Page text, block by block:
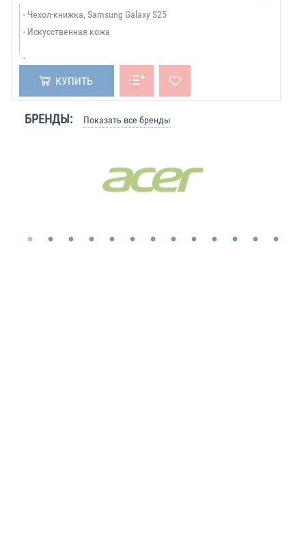
Чехол-книжка, Samsung Galaxy S25
Искусственная кожа
КУПИТЬ
БРЕНДЫ: Показать все бренды